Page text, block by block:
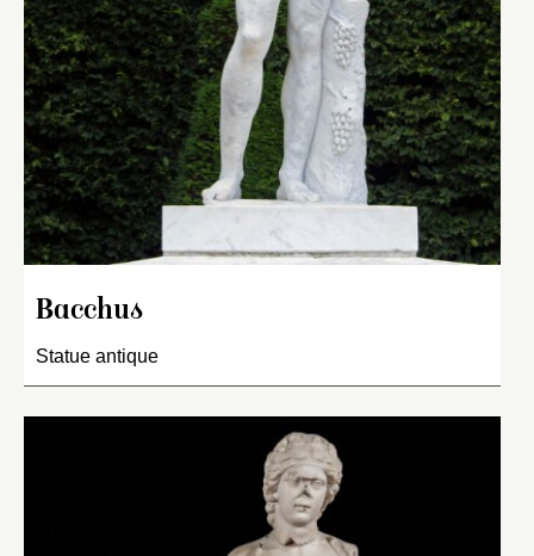
Bacchus
Statue antique